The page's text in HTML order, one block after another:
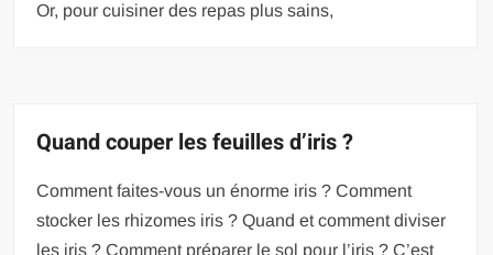
Or, pour cuisiner des repas plus sains,
Quand couper les feuilles d’iris ?
Comment faites-vous un énorme iris ? Comment
stocker les rhizomes iris ? Quand et comment diviser
les iris ? Comment préparer le sol pour l’iris ? C’est